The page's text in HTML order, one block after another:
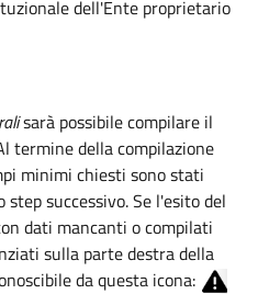
dell'Ente proprietario
sarà possibile compilare il
termine della compilazione
minimi chiesti sono stati
successivo. Se l'esito del
dati mancanti o compilati
sulla parte destra della
da questa icona: